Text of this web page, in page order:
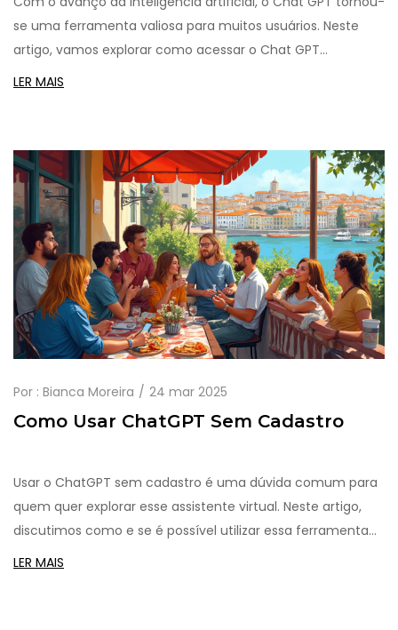
se uma ferramenta valiosa para muitos usuários. Neste
artigo, vamos explorar como acessar o Chat GPT
gratuitamente, analisando suas vantagens, limitações e
suas necessidades. Descubra se esta ferramenta está
alinhada com suas expectativas tecnológicas.
LER MAIS
Por : Bianca Moreira 24 mar 2025
Como Usar ChatGPT Sem Cadastro
Usar o ChatGPT sem cadastro é uma dúvida comum para
quem quer explorar esse assistente virtual. Neste artigo,
discutimos como e se é possível utilizar essa ferramenta
sem criar uma conta, além de oferecer dicas úteis e
LER MAIS